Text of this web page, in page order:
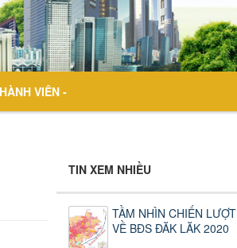
VIÊN -
TIN XEM NHIỀU
TẦM NHÌN CHIẾN LƯỢT
VỀ BĐS ĐĂK LĂK 2020